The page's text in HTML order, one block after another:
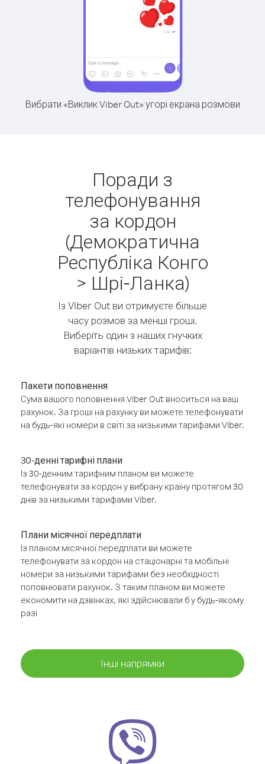
Вибрати «Виклик Viber Out» угорі екрана розмови
Поради з
телефонування
за кордон
(Демократична
Республіка Конго
> Шрі-Ланка)
Із Viber Out ви отримуєте більше
часу розмов за менші гроші.
Виберіть один з наших гнучких
варіантів низьких тарифів:
Пакети поповнення
Сума вашого поповнення Viber Out вноситься на ваш
рахунок. За гроші на рахунку ви можете телефонувати
на будь-які номери в світі за низькими тарифами Viber.
30-денні тарифні плани
Із 30-денним тарифним планом ви можете
телефонувати за кордон у вибрану країну протягом 30
днів за низькими тарифами Viber.
Плани місячної передплати
Із планом місячної передплати ви можете
телефонувати за кордон на стаціонарні та мобільні
номери за низькими тарифами без необхідності
поповнювати рахунок. З таким планом ви можете
економити на дзвінках, які здійснювали б у будь-якому
разі
Інші напрямки